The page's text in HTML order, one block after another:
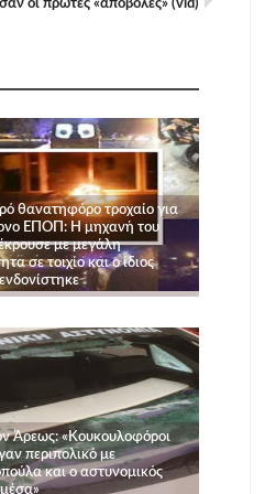
οι πρώτες «αποβολές» (vid)
θανατηφόρο τροχαίο για
ΕΠΟΠ: Η μηχανή του
με μεγάλη
σε τοιχίο και ο ίδιος
Άρεως: «Κουκουλοφόροι
περιπολικό με
και ο αστυνομικός